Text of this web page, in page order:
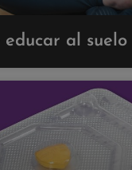
educar al suelo